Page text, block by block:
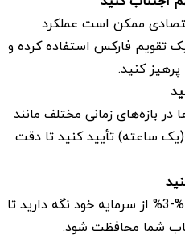
ممکن است عملکرد
یک تقویم فارکس استفاده کرده و
کنید.
در بازه‌های زمانی مختلف مانند
M15 (15 دقیقه‌ای) و H1 (یک ساعته) تأیید کنید تا دقت
ریسک هر معامله را بین 1%-3% از سرمایه خود نگه دارید تا
شما محافظت شود.